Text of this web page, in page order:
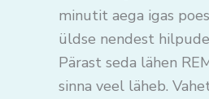
minutit aega igas
üldse nendest
Pärast seda lähen
sinna veel läheb.